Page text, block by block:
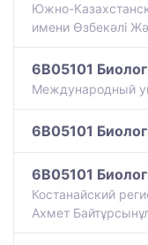
Южно-
имени Өзбекәлі
6B05101
Международный
6B05101
6B05101
Костанайский
Ахмет